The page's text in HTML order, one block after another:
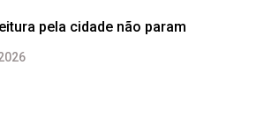
pela cidade não param